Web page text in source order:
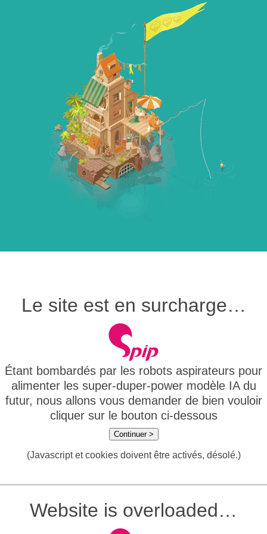
Le site est en surcharge…
Étant bombardés par les robots aspirateurs pour
alimenter les super-duper-power modèle IA du
futur, nous allons vous demander de bien vouloir
cliquer sur le bouton ci-dessous
Continuer >
(Javascript et cookies doivent être activés, désolé.)
Website is overloaded…